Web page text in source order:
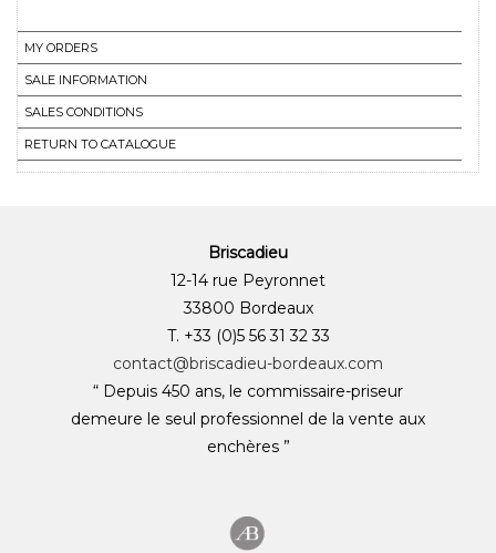
MY ORDERS
SALE INFORMATION
SALES CONDITIONS
RETURN TO CATALOGUE
Briscadieu
12-14 rue Peyronnet
33800 Bordeaux
T. +33 (0)5 56 31 32 33
contact@briscadieu-bordeaux.com
“ Depuis 450 ans, le commissaire-priseur
demeure le seul professionnel de la vente aux
enchères ”